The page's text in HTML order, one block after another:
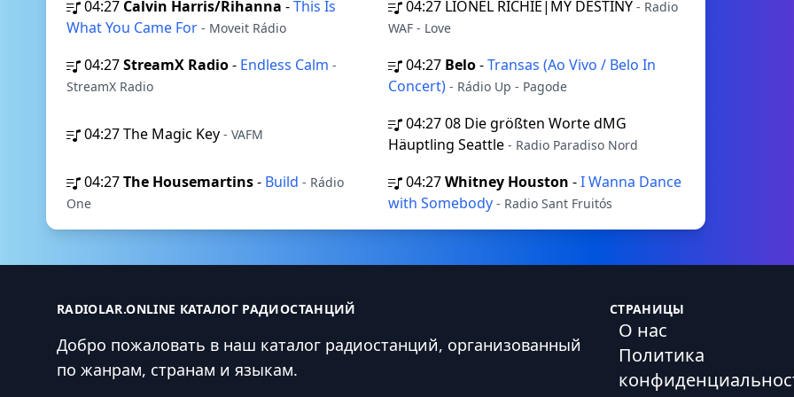
04:27 Calvin Harris/Rihanna -This Is
What You Came For - Moveit Rádio
04:27 LIONEL RICHIE|MY DESTINY - Radio
WAF - Love
04:27StreamX Radio- Endless Calm -
StreamX Radio
04:27 Belo-Transas (Ao Vivo / Belo In
Concert) - Rádio Up - Pagode
04:27The Magic Key - VAFM
04:2708 Die größten Worte dMG
Häuptling Seattle - Radio Paradiso Nord
04:27The Housemartins- Build - Rádio
One
04:27Whitney Houston -I Wanna Dance
with Somebody - Radio Sant Fruitós
RADIOLAR.ONLINE КАТАЛОГ РАДИОСТАНЦИЙ
Добро пожаловать в наш каталог радиостанций, организованный
по жанрам, странам и языкам.
СТРАНИЦЫ
О нас
Политика